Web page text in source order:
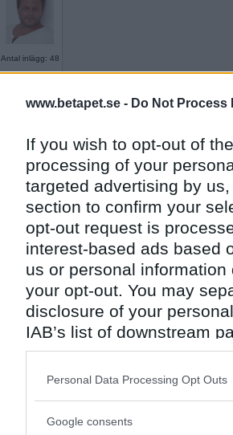
www.betapet.se - Do Not Process
If you wish to opt-out of
processing of your
targeted advertising by
section to confirm your
opt-out request is
interest-based ads based
us or personal
your opt-out. You may
disclosure of your
IAB’s list of downstream
also be disclosed by us
Downstream Participants
Please note that this
Personal Data Processing Opt Outs
Google consents
Antal inlägg: 48
Antal inlägg:
2978
Al Ven
petit tess
Antal inlägg:
3552
Ven Detta
- Ej medlem längre
Antal inlägg: 926
Spar Ven